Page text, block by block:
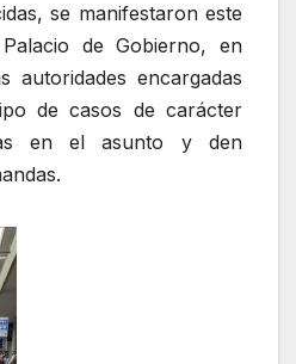
se manifestaron este
de Gobierno, en
autoridades encargadas
de casos de carácter
en el asunto y den